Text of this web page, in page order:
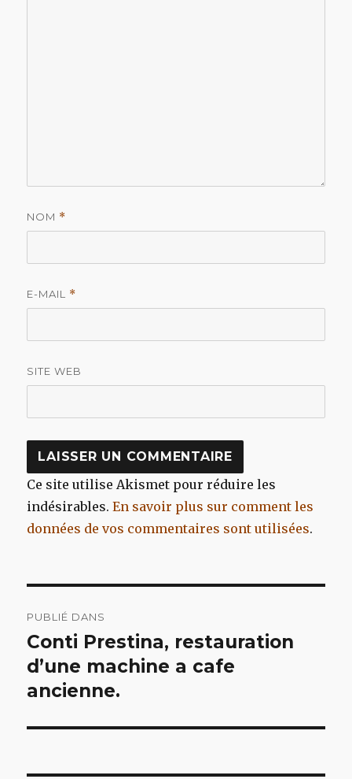
NOM *
E-MAIL *
SITE WEB
Ce site utilise Akismet pour réduire les
indésirables.En savoir plus sur comment les
données de vos commentaires sont utilisées.
de
l’article
PUBLIÉ DANS
Conti Prestina, restauration
d’une machine a cafe
ancienne.